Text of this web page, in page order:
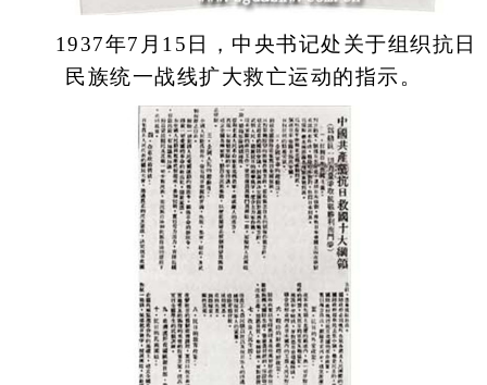
1937年7月15日，中央书记处关于组织抗日
民族统一战线扩大救亡运动的指示。